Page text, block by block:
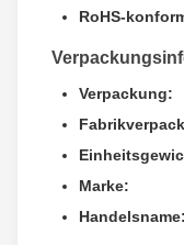
RoHS-
Verpackung:
Marke:
Handelsname: